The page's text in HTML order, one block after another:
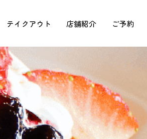
テイクアウト 店舗紹介 ご予約